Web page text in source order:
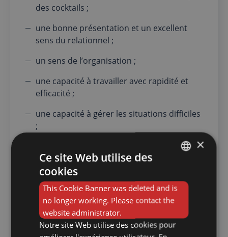
des cocktails ;
une bonne présentation et un excellent
sens du relationnel ;
un sens de l’organisation ;
une capacité à travailler avec rapidité et
efficacité ;
une capacité à gérer les situations difficiles
;
communication ;
une bonne capacité d’adaptation
À noter
Les compétences nécessaires à la fonction
peuvent bien sûr varier selon les missions
DUTCH
×
Ce site Web utilise des
cookies
This Cookie Banner was deleted and is
no longer working. Please contact the
website administrator.
Notre site Web utilise des cookies pour